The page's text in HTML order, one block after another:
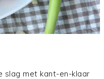
slag met kant-en-klaar